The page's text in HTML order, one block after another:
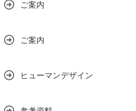
ご案内
ご案内
ヒューマンデザイン